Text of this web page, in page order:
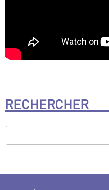
RECHERCHER